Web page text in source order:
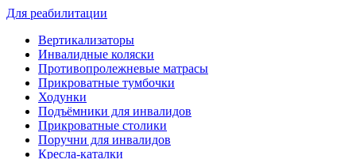
Для реабилитации
Вертикализаторы
Инвалидные коляски
Противопролежневые матрасы
Прикроватные тумбочки
Ходунки
Подъёмники для инвалидов
Прикроватные столики
Поручни для инвалидов
Кресла-каталки